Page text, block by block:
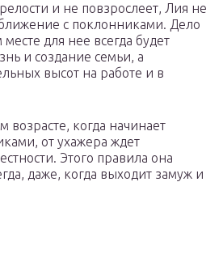
и не повзрослеет, Лия не
с поклонниками. Дело
для нее всегда будет
и создание семьи, а
высот на работе и в
возрасте, когда начинает
от ухажера ждет
Этого правила она
даже, когда выходит замуж и